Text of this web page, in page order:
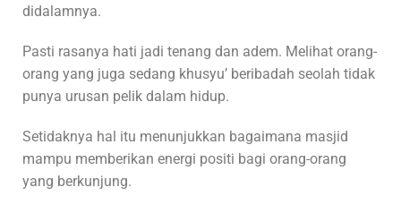
didalamnya.
Pasti rasanya hati jadi tenang dan adem. Melihat orang-
orang yang juga sedang khusyu’ beribadah seolah tidak
punya urusan pelik dalam hidup.
Setidaknya hal itu menunjukkan bagaimana masjid
mampu memberikan energi positi bagi orang-orang
yang berkunjung.